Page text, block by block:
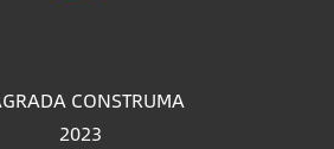
CONSTRUMA
2023